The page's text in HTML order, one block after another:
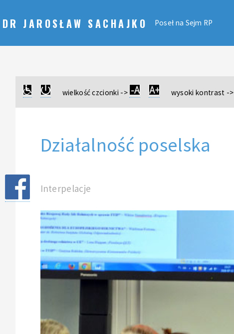
DR JAROSŁAW SACHAJKO Poseł na Sejm RP
wielkość czcionki -> wysoki kontrast ->
Działalność poselska
Interpelacje